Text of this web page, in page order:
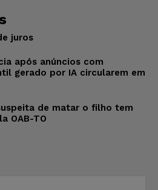
juros
após anúncios com
gerado por IA circularem em
de matar o filho tem
OAB-TO